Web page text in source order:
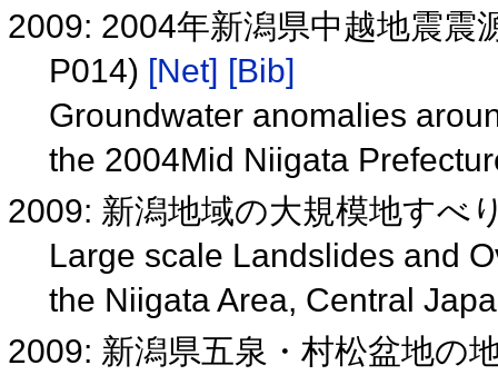
2009: 2004年新潟県中越地震震
P014) [Net] [Bib]
Groundwater anomalies
the 2004Mid Niigata
2009: 新潟地域の大規模地すべ
Large scale Landslides and
the Niigata Area, Central
2009: 新潟県五泉・村松盆地の